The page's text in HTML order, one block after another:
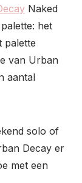
Naked
het
palette
van Urban
aantal
solo of
Decay er
met een